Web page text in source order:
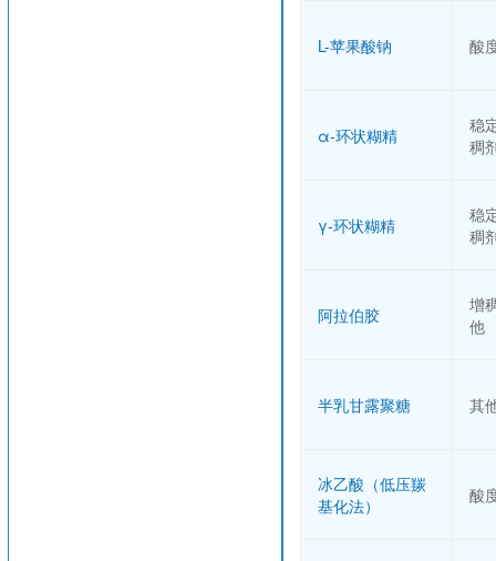
L-苹果酸钠 酸
α-环状糊精
稳
稠
γ-环状糊精
稳
稠
阿拉伯胶
增
他
半乳甘露聚糖 其
冰乙酸（低压羰
基化法）
酸